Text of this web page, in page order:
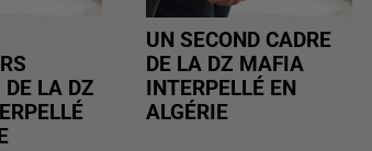
DE LA DZ
UN SECOND CADRE
DE LA DZ MAFIA
INTERPELLÉ EN
ALGÉRIE